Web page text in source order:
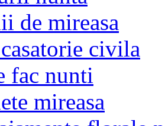
de mireasa
civila
fac nunti
mireasa